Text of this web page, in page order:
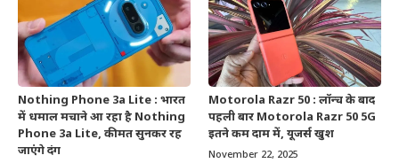
Nothing Phone 3a Lite : भारत
में धमाल मचाने आ रहा है Nothing
Phone 3a Lite, कीमत सुनकर रह
जाएंगे दंग
Motorola Razr 50 : लॉन्च के बाद
पहली बार Motorola Razr 50 5G
इतने कम दाम में, यूजर्स खुश
November 22, 2025